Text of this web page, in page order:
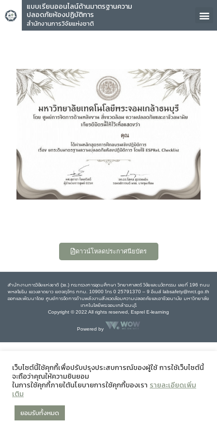
แบบเรียนออนไลน์ด้านมาตรฐานความ
ปลอดภัยห้องปฏิบัติการ
สำนักงานการวิจัยแห่งชาติ
คุณ
ดาวน์โหลดประกาศนียบัตร
สำนักงานการวิจัยแห่งชาติ (วช.) กระทรวงการอุดมศึกษา วิทยาศาสตร์ วิจัยและนวัตกรรม เลขที่ 196 ถนน
พหลโยธิน แขวงลาดยาว เขตจตุจักร กทม. 10900 โทร 0 25791370 – 9 อีเมล์ labsafety@nrct.go.th
ออกและพัฒนาโดย ศูนย์การจัดการด้านพลังงานสิ่งแวดล้อมความปลอดภัยและอาชีวอนามัย มหาวิทยาลัย
เทคโนโลยีพระจอมเกล้าธนบุรี
Copyright © 2022 All rights reserved, Esprel E-learning
Powered by
เว็บไซต์นี้ใช้คุกกี้เพื่อปรับปรุงประสบการณ์ของผู้ใช้ การใช้เว็บไซต์นี้
จะถือว่าคุณให้ความยินยอม
ในการใช้คุกกี้ภายใต้นโยบายการใช้คุกกี้ของเรา รายละเอียดเพิ่ม
เติม
ยอมรับทั้งหมด